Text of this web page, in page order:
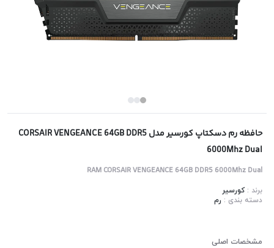
حافظه رم دسکتاپ کورسیر مدل CORSAIR VENGEANCE 64GB DDR5
6000Mhz Dual
RAM CORSAIR VENGEANCE 64GB DDR5 6000Mhz Dual
برند :کورسیر
دسته بندی : رم
مشخصات اصلی